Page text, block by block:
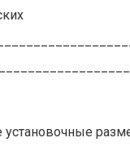
установочные